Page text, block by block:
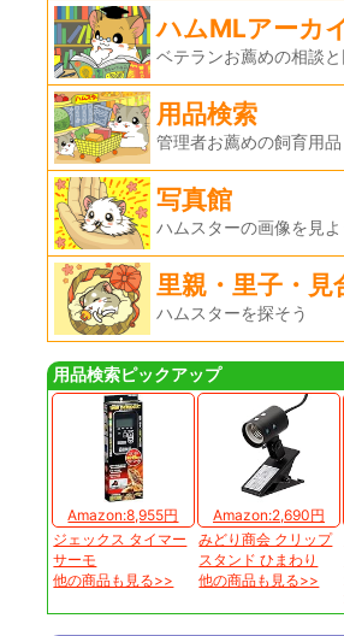
ハムMLアーカ
ベテランお薦めの相談
用品検索
管理者お薦めの飼育用品
写真館
ハムスターの画像を見よ
里親・里子・見
ハムスターを探そう
用品検索ピックアップ
Amazon:8,955円
ジェックス タイマー
サーモ
他の商品も見る>>
Amazon:2,690円
みどり商会 クリップ
スタンド ひまわり
他の商品も見る>>